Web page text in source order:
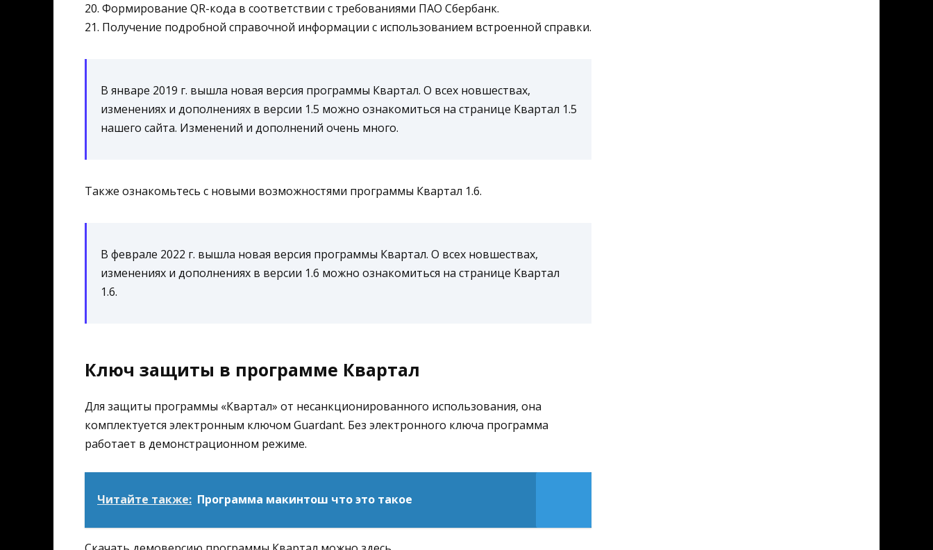
20. Формирование QR-кода в соответствии с требованиями ПАО Сбербанк.
21. Получение подробной справочной информации с использованием встроенной справки.
В январе 2019 г. вышла новая версия программы Квартал. О всех новшествах,
изменениях и дополнениях в версии 1.5 можно ознакомиться на странице Квартал 1.5
нашего сайта. Изменений и дополнений очень много.
Также ознакомьтесь с новыми возможностями программы Квартал 1.6.
В феврале 2022 г. вышла новая версия программы Квартал. О всех новшествах,
изменениях и дополнениях в версии 1.6 можно ознакомиться на странице Квартал
1.6.
Ключ защиты в программе Квартал
Для защиты программы «Квартал» от несанкционированного использования, она
комплектуется электронным ключом Guardant. Без электронного ключа программа
работает в демонстрационном режиме.
Читайте также: Программа макинтош что это такое